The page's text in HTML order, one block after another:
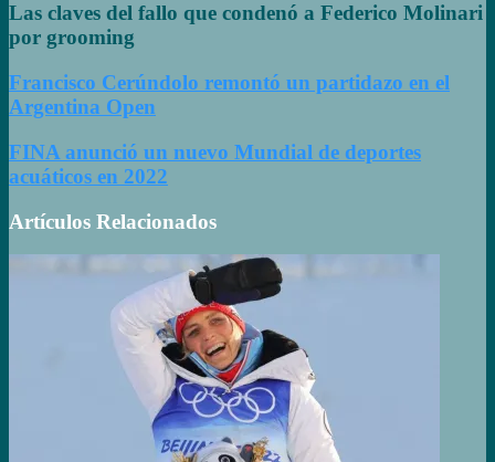
Las claves del fallo que condenó a Federico Molinari
por grooming
Francisco Cerúndolo remontó un partidazo en el
Argentina Open
FINA anunció un nuevo Mundial de deportes
acuáticos en 2022
Artículos Relacionados